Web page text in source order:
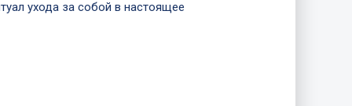
ухода за собой в настоящее